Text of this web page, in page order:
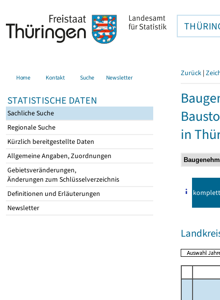
Home Kontakt Suche Newsletter
STATISTISCHE DATEN
Sachliche Suche
Regionale Suche
Kürzlich bereitgestellte Daten
Allgemeine Angaben, Zuordnungen
Gebietsveränderungen,
Änderungen zum Schlüsselverzeichnis
Definitionen und Erläuterungen
Newsletter
Zurück |
in
komplett